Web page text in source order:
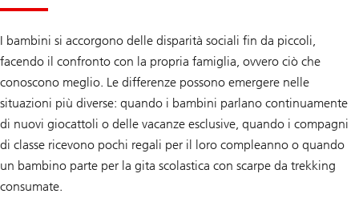
I bambini si accorgono delle disparità sociali fin da piccoli,
facendo il confronto con la propria famiglia, ovvero ciò che
conoscono meglio. Le differenze possono emergere nelle
situazioni più diverse: quando i bambini parlano continuamente
di nuovi giocattoli o delle vacanze esclusive, quando i compagni
di classe ricevono pochi regali per il loro compleanno o quando
un bambino parte per la gita scolastica con scarpe da trekking
consumate.